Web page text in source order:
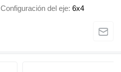
Configuración del eje 6x4